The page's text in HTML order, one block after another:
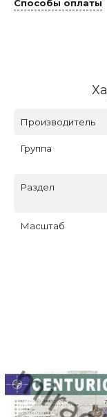
Способы оплаты
Производитель
Группа
Раздел
Масштаб